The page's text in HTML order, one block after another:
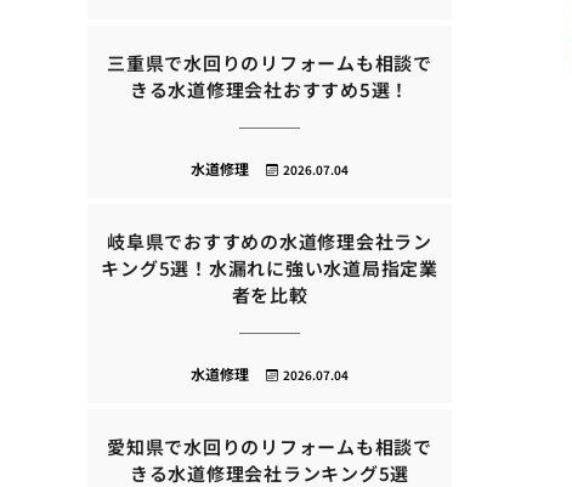
三重県で水回りのリフォームも相談で
きる水道修理会社おすすめ5選！
2026.07.04
水道修理
岐阜県でおすすめの水道修理会社ラン
キング5選！水漏れに強い水道局指定業
者を比較
2026.07.04
水道修理
愛知県で水回りのリフォームも相談で
きる水道修理会社ランキング5選